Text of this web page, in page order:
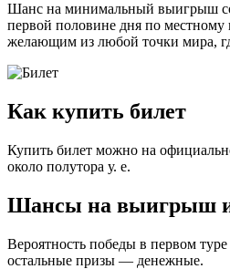
Шанс на минимальный выигрыш
первой половине дня по
желающим из любой точки мира,
Как купить билет
Купить билет можно на
около полутора у. е.
Шансы на выигрыш
Вероятность победы в первом
остальные призы — денежные.